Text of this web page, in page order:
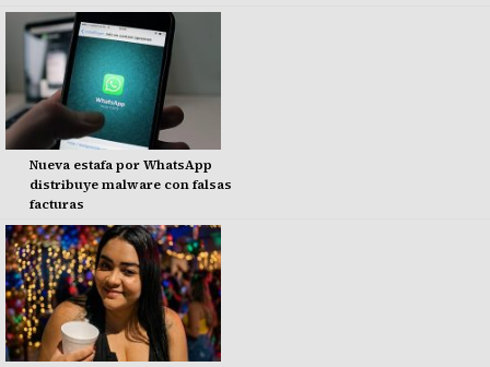
Nueva estafa por WhatsApp
distribuye malware con falsas
facturas